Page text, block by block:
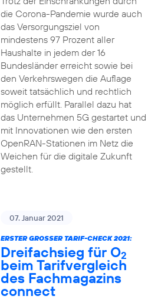
die Corona-Pandemie wurde auch
das Versorgungsziel von
mindestens 97 Prozent aller
Haushalte in jedem der 16
Bundesländer erreicht sowie bei
den Verkehrswegen die Auflage
soweit tatsächlich und rechtlich
möglich erfüllt. Parallel dazu hat
das Unternehmen 5G gestartet und
mit Innovationen wie den ersten
OpenRAN-Stationen im Netz die
Weichen für die digitale Zukunft
gestellt.
07. Januar 2021
ERSTER GROSSER TARIF-CHECK 2021:
Dreifachsieg für O2
beim Tarifvergleich
des Fachmagazins
connect